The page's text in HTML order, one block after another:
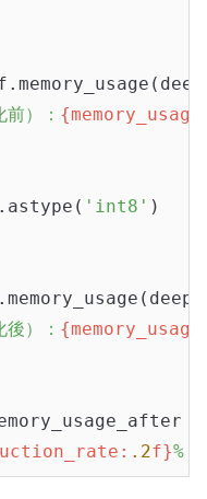
）：
'int8' )
）：
.2f}%'